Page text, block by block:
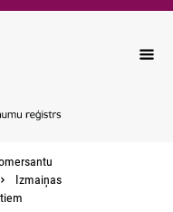
Izmaiņas